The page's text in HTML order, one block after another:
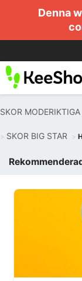
Denna
SKOR MODERIKTIGA
SKOR BIG STAR